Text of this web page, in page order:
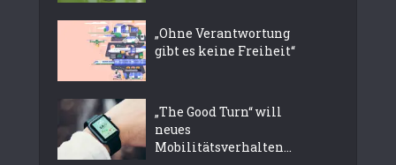
„Ohne Verantwortung
gibt es keine Freiheit“
„The Good Turn“ will
neues
Mobilitätsverhalten...